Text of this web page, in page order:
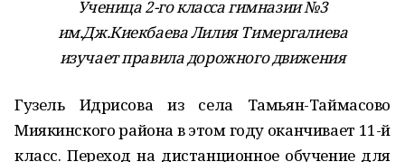
Ученица 2-го класса гимназии №3
им.Дж.Киекбаева Лилия Тимергалиева
изучает правила дорожного движения
Гузель Идрисова из села Тамьян-Таймасово
Миякинского района в этом году оканчивает 11-й
класс. Переход на дистанционное обучение для